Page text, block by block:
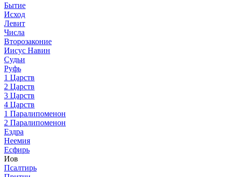
Бытие
Исход
Левит
Числа
Второзаконие
Иисус Навин
Судьи
Руфь
1 Царств
2 Царств
3 Царств
4 Царств
1 Паралипоменон
2 Паралипоменон
Ездра
Неемия
Есфирь
Иов
Псалтирь